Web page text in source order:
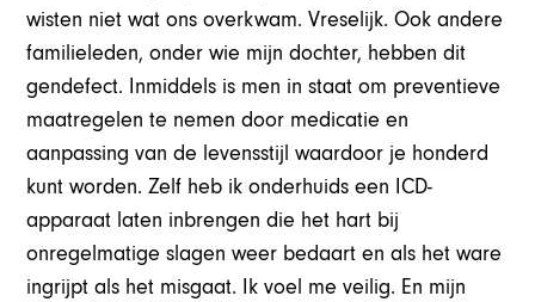
wisten niet wat ons overkwam. Vreselijk. Ook andere
familieleden, onder wie mijn dochter, hebben dit
gendefect. Inmiddels is men in staat om preventieve
maatregelen te nemen door medicatie en
aanpassing van de levensstijl waardoor je honderd
kunt worden. Zelf heb ik onderhuids een ICD-
apparaat laten inbrengen die het hart bij
onregelmatige slagen weer bedaart en als het ware
ingrijpt als het misgaat. Ik voel me veilig. En mijn